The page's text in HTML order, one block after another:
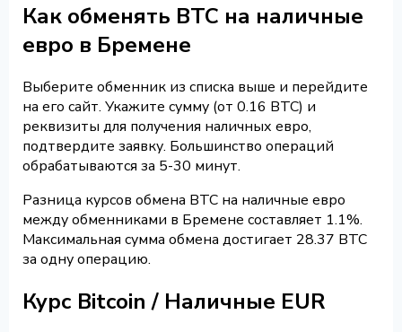
Как обменять BTC на наличные
евро в Бремене
Выберите обменник из списка выше и перейдите
на его сайт. Укажите сумму (от 0.16 BTC) и
реквизиты для получения наличных евро,
подтвердите заявку. Большинство операций
обрабатываются за 5-30 минут.
Разница курсов обмена BTC на наличные евро
между обменниками в Бремене составляет 1.1%.
Максимальная сумма обмена достигает 28.37 BTC
за одну операцию.
Курс Bitcoin / Наличные EUR